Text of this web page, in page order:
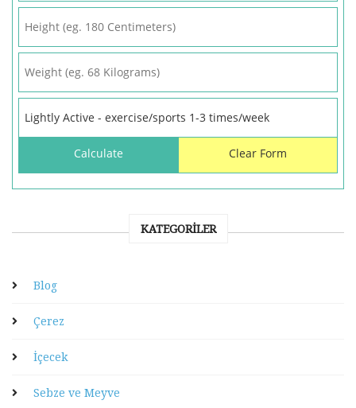
KATEGORILER
Blog
Çerez
İçecek
Sebze ve Meyve